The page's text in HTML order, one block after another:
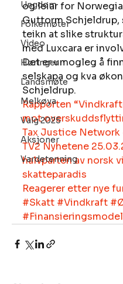
Ungdom
Folkemøter
Video
Høringer
Landsmøte
Melkøya
Valg 2025
Aksjoner
Vardetenning
og leiar for
Guttorm Schjeldrup,
teikn at slike
med Luxcara er
Det er umogleg å
selskapa og kva
Schjeldrup.
Rapporten
mot
Tax Justice Network
TV2 Nyhetene
halvparten av norsk
skatteparadis
Reagerer etter nye
#Skatt #Vindkraft